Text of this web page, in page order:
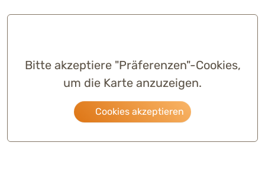
Bitte akzeptiere "Präferenzen"-Cookies,
um die Karte anzuzeigen.
Cookies akzeptieren